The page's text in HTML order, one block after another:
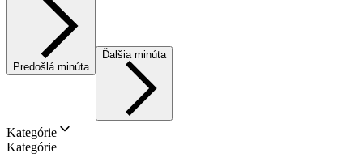
Predošlá minúta
Ďalšia minúta
Kategórie
Kategórie